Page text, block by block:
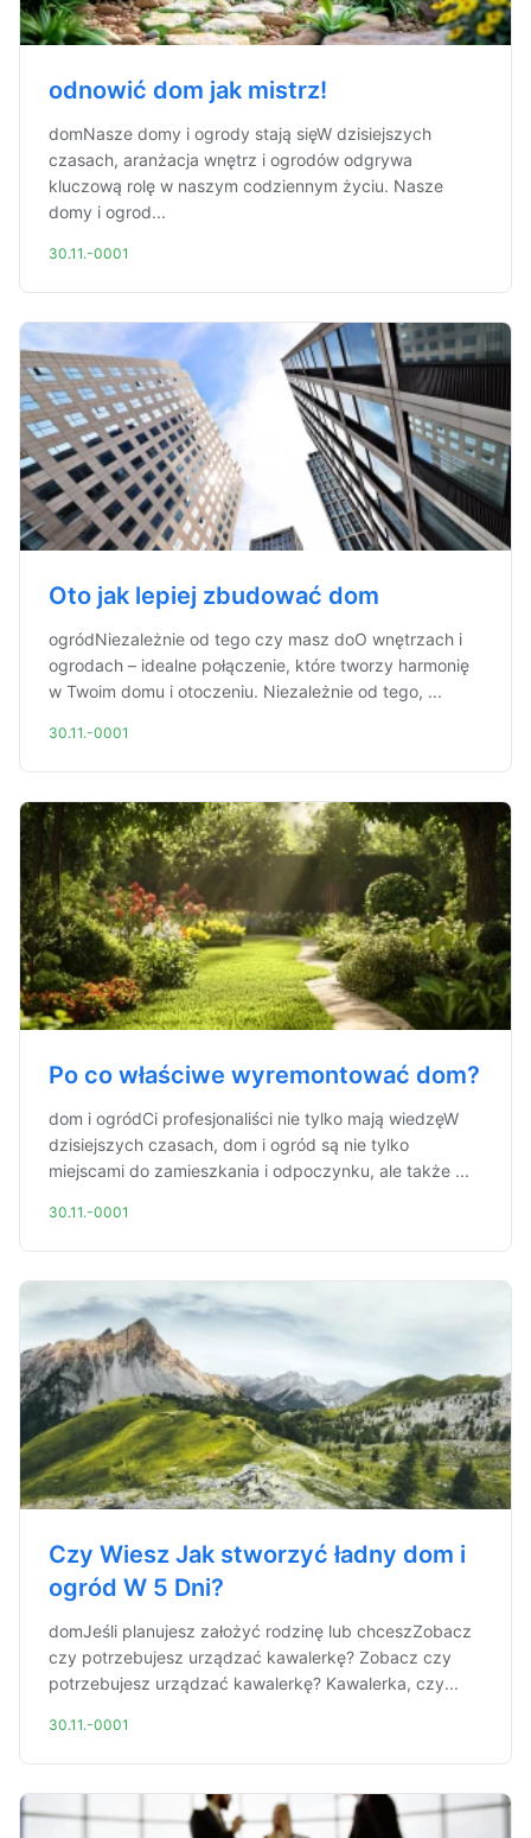
odnowić dom jak mistrz!
domNasze domy i ogrody stają sięW dzisiejszych
czasach, aranżacja wnętrz i ogrodów odgrywa
kluczową rolę w naszym codziennym życiu. Nasze
domy i ogrod...
30.11.-0001
Oto jak lepiej zbudować dom
ogródNiezależnie od tego czy masz doO wnętrzach i
ogrodach – idealne połączenie, które tworzy harmonię
w Twoim domu i otoczeniu. Niezależnie od tego, ...
30.11.-0001
Po co właściwe wyremontować dom?
dom i ogródCi profesjonaliści nie tylko mają wiedzęW
dzisiejszych czasach, dom i ogród są nie tylko
miejscami do zamieszkania i odpoczynku, ale także ...
30.11.-0001
Czy Wiesz Jak stworzyć ładny dom i
ogród W 5 Dni?
domJeśli planujesz założyć rodzinę lub chceszZobacz
czy potrzebujesz urządzać kawalerkę? Zobacz czy
potrzebujesz urządzać kawalerkę? Kawalerka, czy...
30.11.-0001